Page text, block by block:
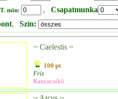
T. min: , Csapatmunka
, Szín:
~ Caelestis ~
100 pt
Fríz
Kancacsikó